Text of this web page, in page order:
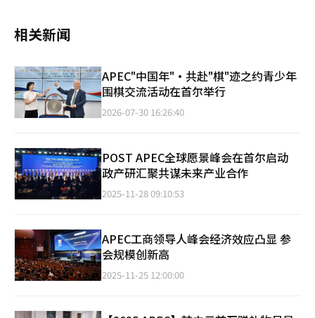
相关新闻
APEC"中国年"·共赴"棋"迹之约青少年
围棋交流活动在首尔举行
2026-07-30 16:26:40
POST APEC全球愿景峰会在首尔启动
政产研汇聚共谋未来产业合作
2025-11-28 09:10:53
APEC工商领导人峰会经济效应凸显 参
会规模创新高
2025-11-25 12:00:00